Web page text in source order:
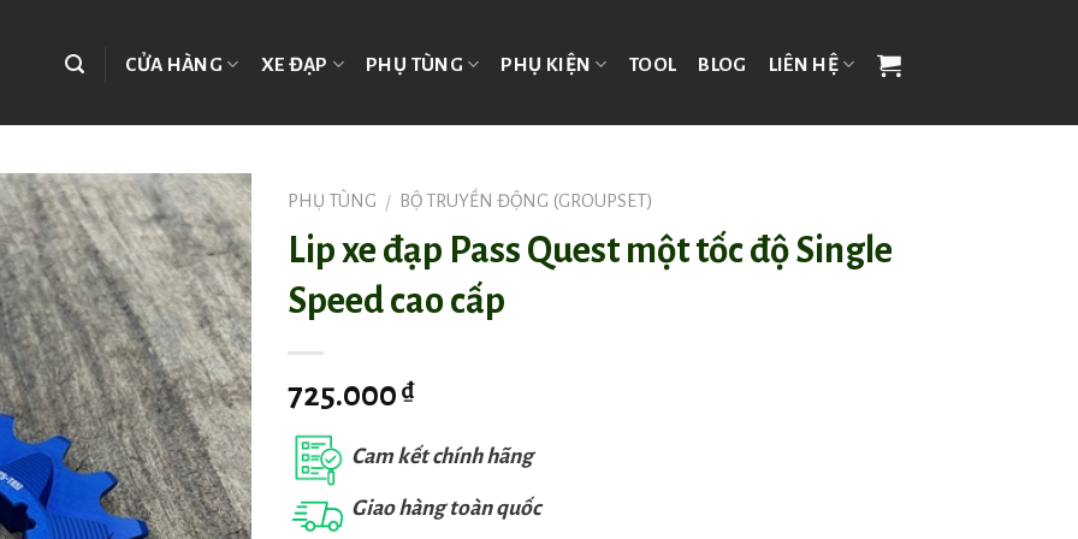
CỬA HÀNG XE ĐẠP PHỤ TÙNG PHỤ KIỆN TOOL BLOG LIÊN HỆ
PHỤ TÙNG / BỘ TRUYỀN ĐỘNG (GROUPSET)
Lip xe đạp Pass Quest một tốc độ Single
Speed cao cấp
725.000 ₫
Cam kết chính hãng
Giao hàng toàn quốc